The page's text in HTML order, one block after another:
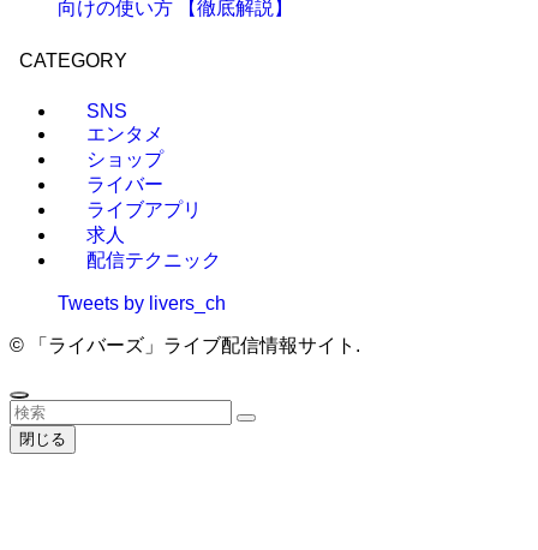
向けの使い方 【徹底解説】
CATEGORY
SNS
エンタメ
ショップ
ライバー
ライブアプリ
求人
配信テクニック
Tweets by livers_ch
© 「ライバーズ」ライブ配信情報サイト.
閉じる